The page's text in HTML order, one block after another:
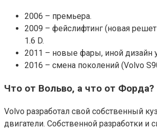
2006 – премьера.
2009 – фейслифтинг (новая
1.6 D.
2011 – новые фары, иной дизайн
2016 – смена поколений (Volvo
Что от Вольво, а что от Форда?
Volvo разработал свой собственный
двигатели. Собственной разработки